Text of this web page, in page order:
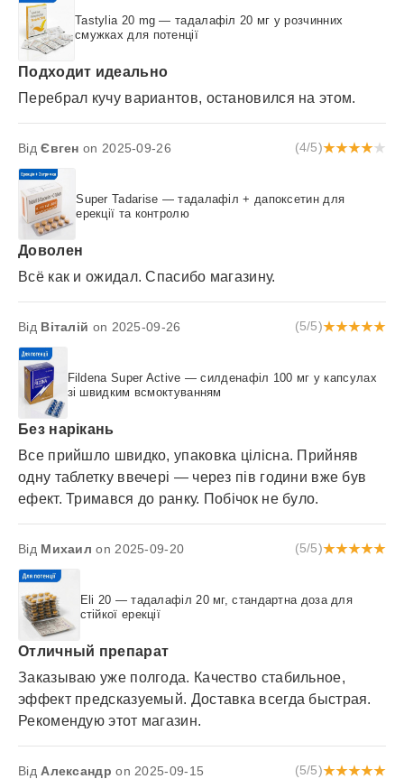
Tastylia 20 mg — тадалафіл 20 мг у розчинних
смужках для потенції
Подходит идеально
Перебрал кучу вариантов, остановился на этом.
ВідЄвген on 2025-09-26 (4/5)
Super Tadarise — тадалафіл + дапоксетин для
ерекції та контролю
Доволен
Всё как и ожидал. Спасибо магазину.
Від Віталій on 2025-09-26 (5/5)
Fildena Super Active — силденафіл 100 мг у капсулах
зі швидким всмоктуванням
Без нарікань
Все прийшло швидко, упаковка цілісна. Прийняв
одну таблетку ввечері — через пів години вже був
ефект. Тримався до ранку. Побічок не було.
Від Михаил on 2025-09-20 (5/5)
Eli 20 — тадалафіл 20 мг, стандартна доза для
стійкої ерекції
Отличный препарат
Заказываю уже полгода. Качество стабильное,
эффект предсказуемый. Доставка всегда быстрая.
Рекомендую этот магазин.
Від Александр on 2025-09-15 (5/5)